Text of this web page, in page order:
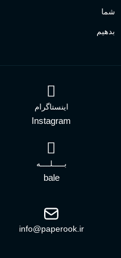
شما
بدهیم
اینستاگرام
Instagram
بـــــلــــه
bale
info@paperook.ir